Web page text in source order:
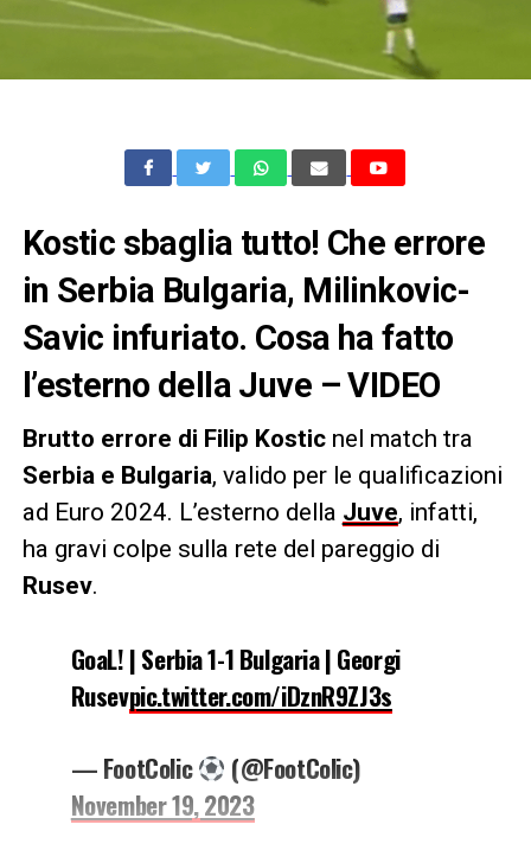
Kostic sbaglia tutto! Che errore
in Serbia Bulgaria, Milinkovic-
Savic infuriato. Cosa ha fatto
l’esterno della Juve – VIDEO
Brutto errore di Filip Kosticnel match tra
Serbia e Bulgaria, valido per le qualificazioni
ad Euro 2024. L’esterno della Juve, infatti,
ha gravi colpe sulla rete del pareggio di
Rusev.
GoaL! | Serbia 1-1 Bulgaria | Georgi
Rusevpic.twitter.com/iDznR9ZJ3s
— FootColic
(@FootColic)
November 19, 2023